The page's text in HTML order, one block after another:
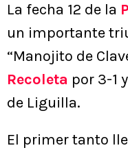
La fecha 12 de la
un importante
“Manojito de
Recoleta por 3-1
de Liguilla.
El primer tanto